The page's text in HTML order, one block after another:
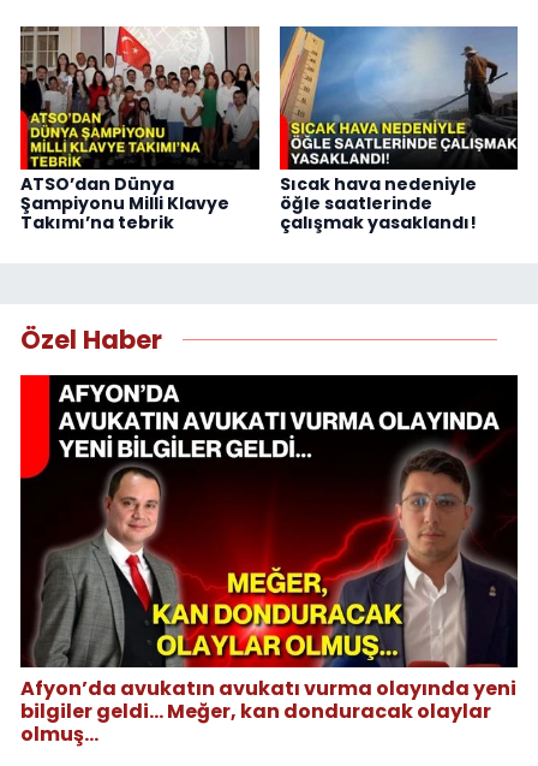
ATSO’dan Dünya
Şampiyonu Milli Klavye
Takımı’na tebrik
Sıcak hava nedeniyle
öğle saatlerinde
çalışmak yasaklandı!
Özel Haber
Afyon’da avukatın avukatı vurma olayında yeni
bilgiler geldi... Meğer, kan donduracak olaylar
olmuş...